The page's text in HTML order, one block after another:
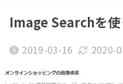
Image Searchを
2019-03-16 2020-